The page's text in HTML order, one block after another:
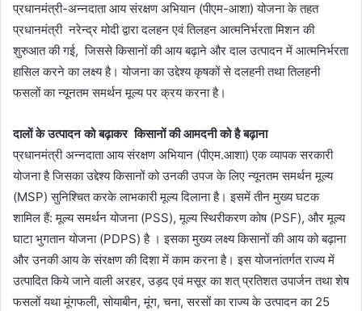
प्रधानमंत्री-अन्नदाता आय संरक्षण अभियान (पीएम-आशा) योजना के तहत
प्रधानमंत्री नरेन्द्र मोदी द्वारा दलहन एवं तिलहन आत्मनिर्भरता मिशन की
शुरुआत की गई, जिससे किसानों की आय बढ़ाने और दाल उत्पादन में आत्मनिर्भरता
हासिल करने का लक्ष्य है। योजना का उद्देश्य कृषकों से दलहनी तथा तिलहनी
फसलों का न्यूनतम समर्थन मूल्य पर क्रय करना है।
दालों के उत्पादन को बढ़ाकर किसानों की आमदनी को है बढ़ाना
प्रधानमंत्री अन्नदाता आय संरक्षण अभियान (पीएम.आशा) एक व्यापक सरकारी
योजना है जिसका उद्देश्य किसानों को उनकी उपज के लिए न्यूनतम समर्थन मूल्य
(MSP) सुनिश्चित करके लाभकारी मूल्य दिलाना है। इसमें तीन मुख्य घटक
शामिल हैं: मूल्य समर्थन योजना (PSS), मूल्य स्थिरीकरण कोष (PSF), और मूल्य
घाटा भुगतान योजना (PDPS) है । इसका मुख्य लक्ष्य किसानों की आय को बढ़ाना
और उनकी आय के संरक्षण की दिशा में काम करना है। इस योजनांतर्गत राज्य में
उत्पादित किये जाने वाली अरहर, उड़द एवं मसूर का शत् प्रतिशत उपार्जन तथा शेष
फसलों यथा मूंगफली, सोयाबीन, मूंग, चना, सरसों का राज्य के उत्पादन का 25